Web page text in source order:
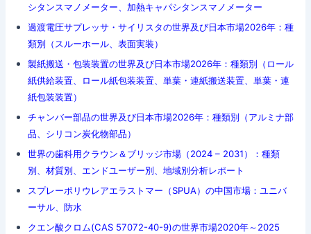
シタンスマノメーター、加熱キャパシタンスマノメーター
過渡電圧サプレッサ・サイリスタの世界及び日本市場2026年：種
類別（スルーホール、表面実装）
製紙搬送・包装装置の世界及び日本市場2026年：種類別（ロール
紙供給装置、ロール紙包装装置、単葉・連紙搬送装置、単葉・連
紙包装装置）
チャンバー部品の世界及び日本市場2026年：種類別（アルミナ部
品、シリコン炭化物部品）
世界の歯科用クラウン＆ブリッジ市場（2024 – 2031）：種類
別、材質別、エンドユーザー別、地域別分析レポート
スプレーポリウレアエラストマー（SPUA）の中国市場：ユニバ
ーサル、防水
クエン酸クロム(CAS 57072-40-9)の世界市場2020年～2025